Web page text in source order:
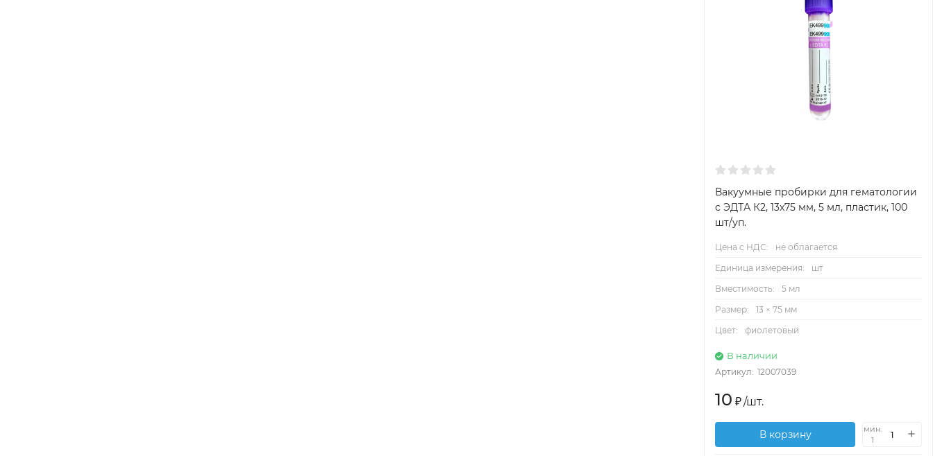
Вакуумные пробирки для гематологии
с ЭДТА К2, 13х75 мм, 5 мл, пластик, 100
шт/уп.
Цена с НДС:
не облагается
Единица измерения:
шт
Вместимость:
5 мл
Размер:
13 × 75 мм
Цвет:
фиолетовый
В наличии
Артикул: 12007039
10 ₽/шт.
В корзину
мин.
1